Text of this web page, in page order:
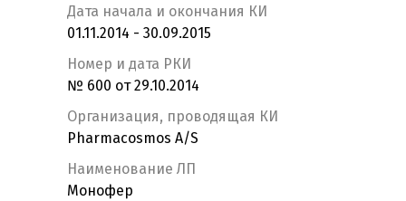
Дата начала и окончания КИ
01.11.2014 - 30.09.2015
Номер и дата РКИ
№ 600 от 29.10.2014
Организация, проводящая КИ
Pharmacosmos A/S
Наименование ЛП
Монофер